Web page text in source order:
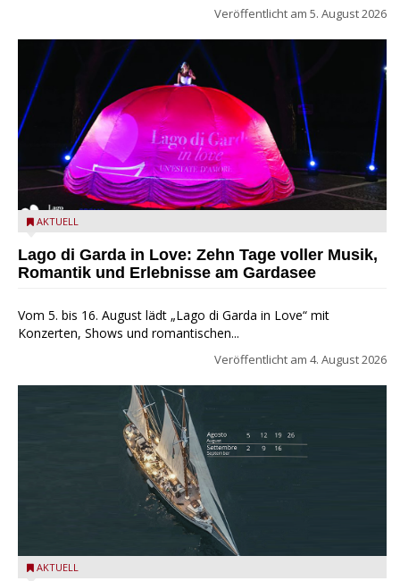
Veröffentlicht am 5. August 2026
Lago di Garda in Love
AKTUELL
Lago di Garda in Love: Zehn Tage voller Musik,
Romantik und Erlebnisse am Gardasee
Vom 5. bis 16. August lädt „Lago di Garda in Love“ mit
Konzerten, Shows und romantischen...
Veröffentlicht am 4. August 2026
Mit dem historischen Segelschiff Circe auf dem Gardasee.
AKTUELL